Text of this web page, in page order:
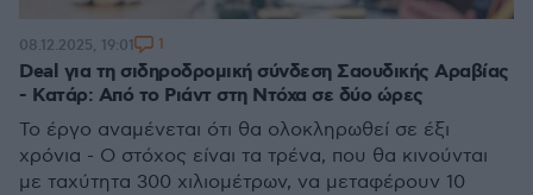
Deal για τη σιδηροδρομική σύνδεση Σαουδικής Αραβίας
- Κατάρ: Από το Ριάντ στη Ντόχα σε δύο ώρες
Το έργο αναμένεται ότι θα ολοκληρωθεί σε έξι
χρόνια - Ο στόχος είναι τα τρένα, που θα κινούνται
με ταχύτητα 300 χιλιομέτρων, να μεταφέρουν 10
08.12.2025, 19:01 1